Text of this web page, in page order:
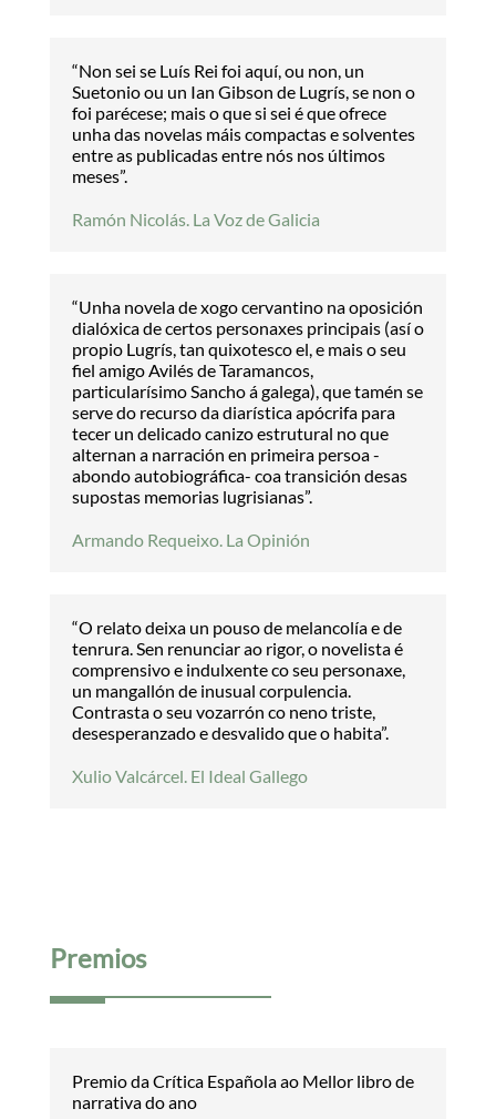
“Non sei se Luís Rei foi aquí, ou non, un
Suetonio ou un Ian Gibson de Lugrís, se non o
foi parécese; mais o que si sei é que ofrece
unha das novelas máis compactas e solventes
entre as publicadas entre nós nos últimos
meses”.
Ramón Nicolás. La Voz de Galicia
“Unha novela de xogo cervantino na oposición
dialóxica de certos personaxes principais (así o
propio Lugrís, tan quixotesco el, e mais o seu
fiel amigo Avilés de Taramancos,
particularísimo Sancho á galega), que tamén se
serve do recurso da diarística apócrifa para
tecer un delicado canizo estrutural no que
alternan a narración en primeira persoa -
abondo autobiográfica- coa transición desas
supostas memorias lugrisianas”.
Armando Requeixo. La Opinión
“O relato deixa un pouso de melancolía e de
tenrura. Sen renunciar ao rigor, o novelista é
comprensivo e indulxente co seu personaxe,
un mangallón de inusual corpulencia.
Contrasta o seu vozarrón co neno triste,
desesperanzado e desvalido que o habita”.
Xulio Valcárcel. El Ideal Gallego
Premios
Premio da Crítica Española ao Mellor libro de
narrativa do ano